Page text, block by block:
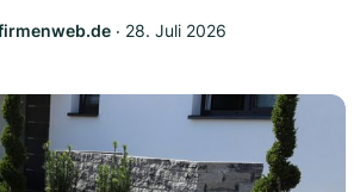
‧ 28. Juli 2026